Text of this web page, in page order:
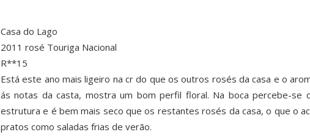
Casa do Lago
2011 rosé Touriga Nacional
R**15
Está este ano mais ligeiro na cr do que os outros rosés da casa e o
ás notas da casta, mostra um bom perfil floral. Na boca percebe-se
estrutura e é bem mais seco que os restantes rosés da casa, o que o
pratos como saladas frias de verão.